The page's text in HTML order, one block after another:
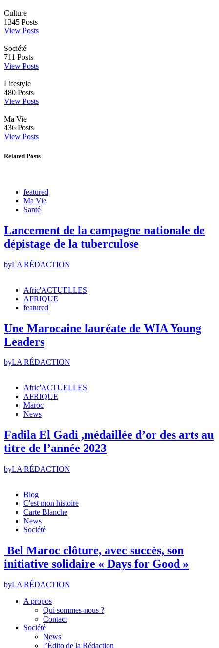
Culture
1345 Posts
View Posts
Société
711 Posts
View Posts
Lifestyle
480 Posts
View Posts
Ma Vie
436 Posts
View Posts
Related Posts
featured
Ma Vie
Santé
Lancement de la campagne nationale de
dépistage de la tuberculose
byLA RÉDACTION
Afric'ACTUELLES
AFRIQUE
featured
Une Marocaine lauréate de WIA Young
Leaders
byLA RÉDACTION
Afric'ACTUELLES
AFRIQUE
Maroc
News
Fadila El Gadi ,médaillée d’or des arts au
titre de l’année 2023
byLA RÉDACTION
Blog
C'est mon histoire
Carte Blanche
News
Société
Bel Maroc clôture, avec succès, son
initiative solidaire « Days for Good »
byLA RÉDACTION
A propos
Qui sommes-nous ?
Contact
Société
News
l’Édito de la Rédaction